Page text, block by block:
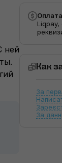
ней
Liqpay,
Как
За
За